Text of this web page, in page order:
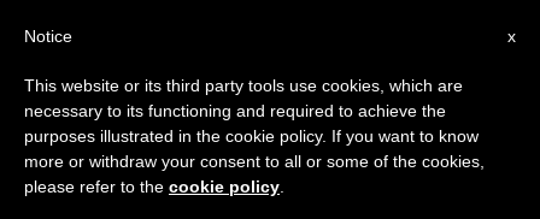
لقاء الشبيبة العالمي 2008: عنصرة
جديدة
x
Notice
This website or its third party tools use cookies, which are
necessary to its functioning and required to achieve the
purposes illustrated in the cookie policy. If you want to know
more or withdraw your consent to all or some of the cookies,
please refer to the cookie policy